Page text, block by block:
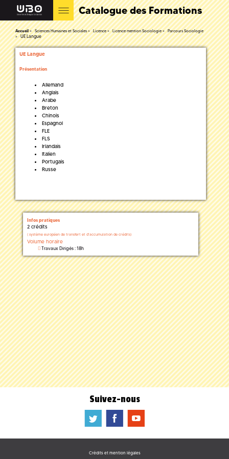
Catalogue des Formations
Accueil Sciences Humaines et Sociales Licence Licence mention Sociologie Parcours Sociologie
UE Langue
UE Langue
Présentation
Allemand
Anglais
Arabe
Breton
Chinois
Espagnol
FLE
FLS
Irlandais
Italien
Portugais
Russe
Infos pratiques
2 crédits
( système européen de transfert et d'accumulation de crédits)
Volume horaire
Travaux Dirigés : 18h
Suivez-nous
a b f
Crédits et mention légales